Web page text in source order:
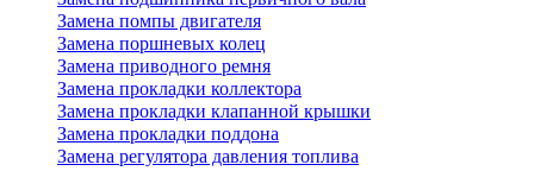
Замена помпы двигателя
Замена поршневых колец
Замена приводного ремня
Замена прокладки коллектора
Замена прокладки клапанной крышки
Замена прокладки поддона
Замена регулятора давления топлива